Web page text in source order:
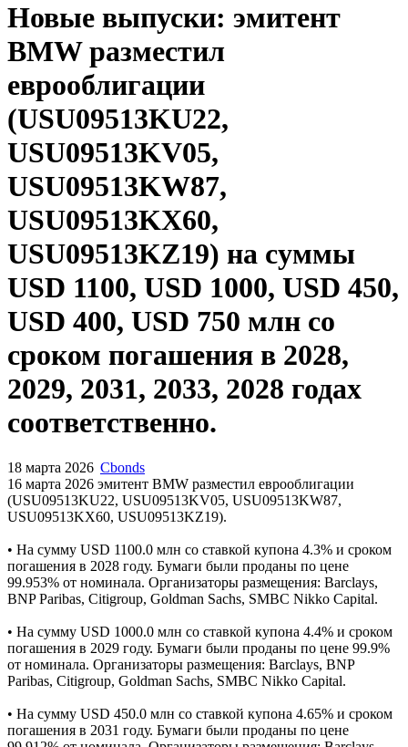
Новые выпуски: эмитент
BMW разместил
еврооблигации
(USU09513KU22,
USU09513KV05,
USU09513KW87,
USU09513KX60,
USU09513KZ19) на суммы
USD 1100, USD 1000, USD 450,
USD 400, USD 750 млн со
сроком погашения в 2028,
2029, 2031, 2033, 2028 годах
соответственно.
18 марта 2026 Cbonds
16 марта 2026 эмитент BMW разместил еврооблигации
(USU09513KU22, USU09513KV05, USU09513KW87,
USU09513KX60, USU09513KZ19).
• На сумму USD 1100.0 млн cо ставкой купона 4.3% и сроком
погашения в 2028 году. Бумаги были проданы по цене
99.953% от номинала. Организаторы размещения: Barclays,
BNP Paribas, Citigroup, Goldman Sachs, SMBC Nikko Capital.
• На сумму USD 1000.0 млн cо ставкой купона 4.4% и сроком
погашения в 2029 году. Бумаги были проданы по цене 99.9%
от номинала. Организаторы размещения: Barclays, BNP
Paribas, Citigroup, Goldman Sachs, SMBC Nikko Capital.
• На сумму USD 450.0 млн cо ставкой купона 4.65% и сроком
погашения в 2031 году. Бумаги были проданы по цене